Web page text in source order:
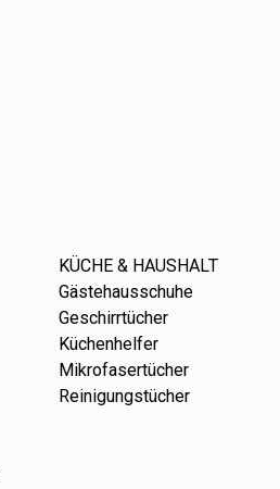
KÜCHE & HAUSHALT
Gästehausschuhe
Geschirrtücher
Küchenhelfer
Mikrofasertücher
Reinigungstücher